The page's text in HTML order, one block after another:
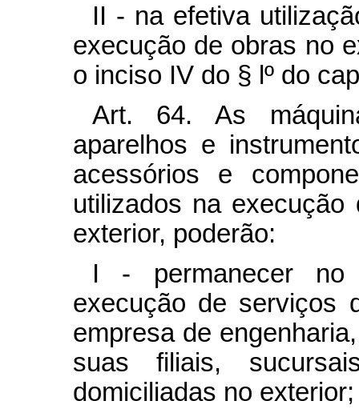
II - na efetiva
execução de obras no
o inciso IV do § lº do
Art. 64. As
aparelhos e
acessórios e
utilizados na
exterior, poderão:
I - permanecer no
execução de serviços
empresa de
suas filiais,
domiciliadas no exterior;